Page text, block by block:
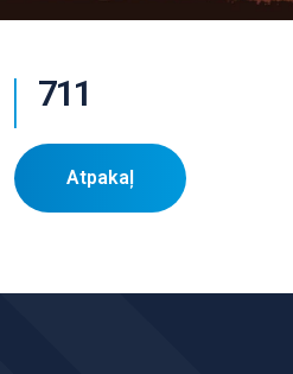
711
Atpakaļ